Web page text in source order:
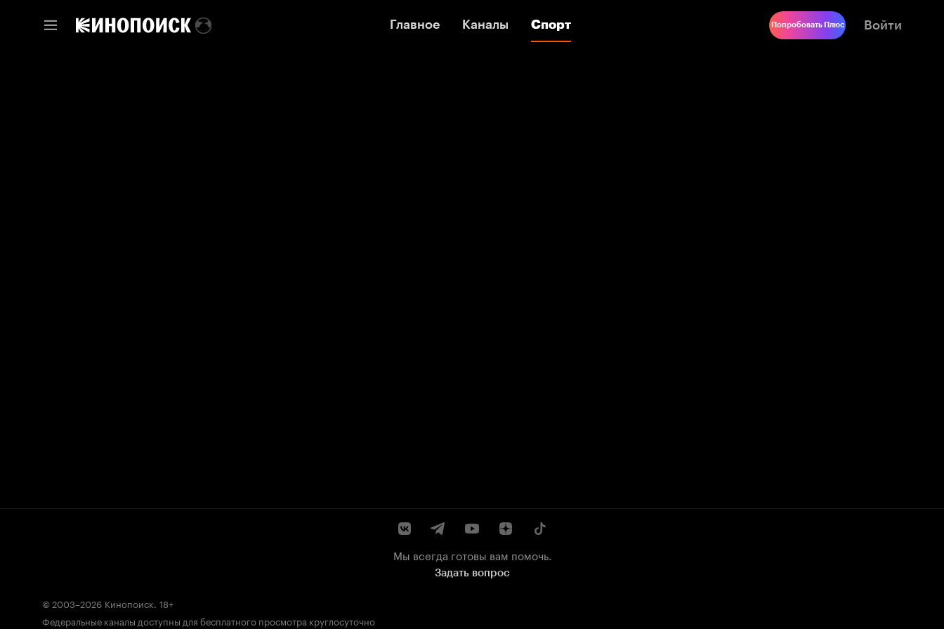
Главное Каналы Спорт
Главное Каналы Спорт Попробовать Плюс Войти
Мы всегда готовы вам помочь.
Задать вопрос
© 2003–2026 Кинопоиск. 18+
Федеральные каналы доступны для бесплатного просмотра круглосуточно